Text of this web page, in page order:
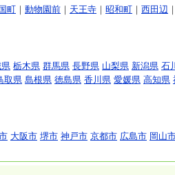
町 ｜ 動物園前 ｜ 天王寺 ｜ 昭和町 ｜ 西田辺 ｜
栃木県 群馬県 長野県 山梨県 新潟県 石
取県 島根県 徳島県 香川県 愛媛県 高知県
大阪市 堺市 神戸市 京都市 広島市 岡山